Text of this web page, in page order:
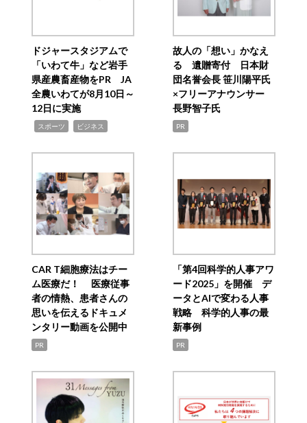
ドジャースタジアムで
「いわて牛」など岩手
県産農畜産物をPR JA
全農いわてが8月10日～
12日に実施
スポーツ ビジネス
故人の「想い」かなえ
る 遺贈寄付 日本財
団名誉会長 笹川陽平氏
×フリーアナウンサー
長野智子氏
PR
CAR T細胞療法はチー
ム医療だ！ 医療従事
者の情熱、患者さんの
思いを伝えるドキュメ
ンタリー動画を公開中
PR
「第4回科学的人事アワ
ード2025」を開催 デ
ータとAIで変わる人事
戦略 科学的人事の最
新事例
PR